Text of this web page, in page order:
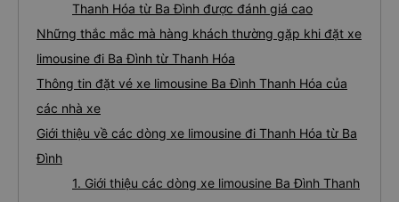
Thanh Hóa từ Ba Đình được đánh giá cao
Những thắc mắc mà hàng khách thường gặp khi đặt xe
limousine đi Ba Đình từ Thanh Hóa
Thông tin đặt vé xe limousine Ba Đình Thanh Hóa của
các nhà xe
Giới thiệu về các dòng xe limousine đi Thanh Hóa từ Ba
Đình
1. Giới thiệu các dòng xe limousine Ba Đình Thanh